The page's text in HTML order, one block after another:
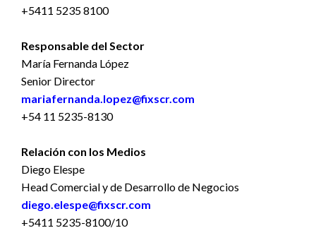
+5411 5235 8100
Responsable del Sector
María Fernanda López
Senior Director
mariafernanda.lopez@fixscr.com
+54 11 5235-8130
Relación con los Medios
Diego Elespe
Head Comercial y de Desarrollo de Negocios
diego.elespe@fixscr.com
+5411 5235-8100/10